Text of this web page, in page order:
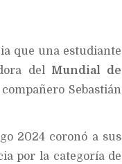
que una estudiante
del Mundial de
Sebastián
2024 coronó a sus
por la categoría de